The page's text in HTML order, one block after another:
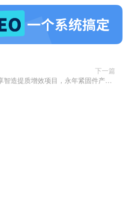
下一篇
河北公布57个共享智造提质增效项目，永年紧固件产业集群榜上有名